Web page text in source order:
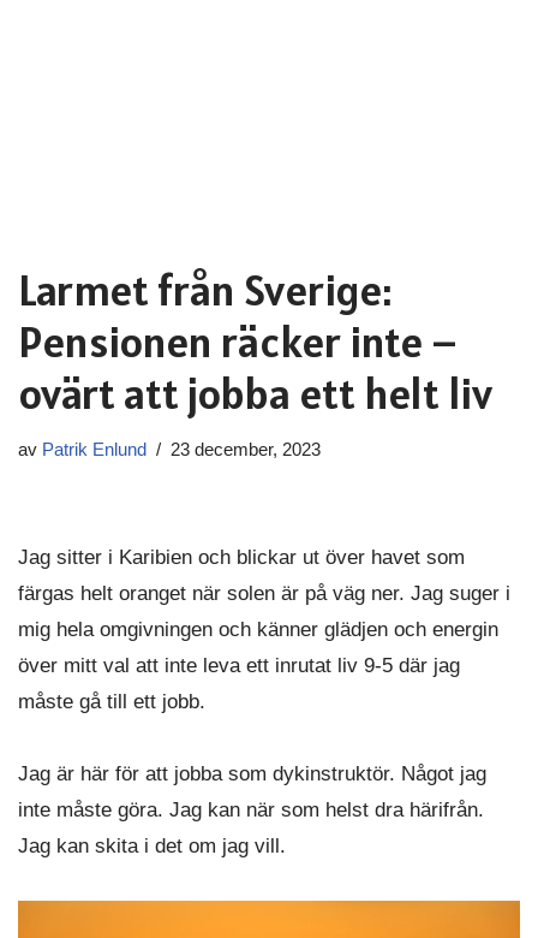
Larmet från Sverige:
Pensionen räcker inte –
ovärt att jobba ett helt liv
av Patrik Enlund 23 december, 2023
Jag sitter i Karibien och blickar ut över havet som
färgas helt oranget när solen är på väg ner. Jag suger i
mig hela omgivningen och känner glädjen och energin
över mitt val att inte leva ett inrutat liv 9-5 där jag
måste gå till ett jobb.
Jag är här för att jobba som dykinstruktör. Något jag
inte måste göra. Jag kan när som helst dra härifrån.
Jag kan skita i det om jag vill.